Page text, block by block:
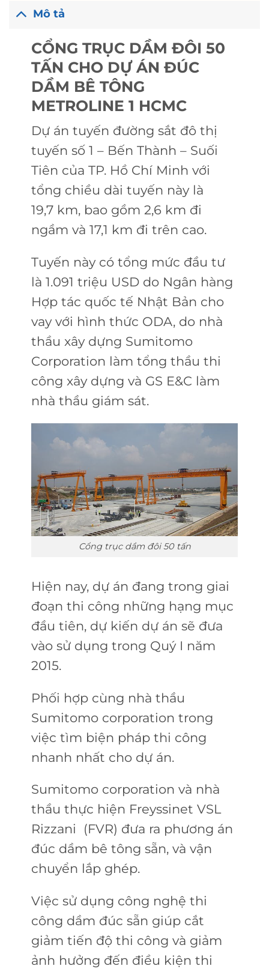
Mô tả
CỔNG TRỤC DẦM ĐÔI 50
TẤN CHO DỰ ÁN ĐÚC
DẦM BÊ TÔNG
METROLINE 1 HCMC
Dự án tuyến đường sắt đô thị
tuyến số 1 – Bến Thành – Suối
Tiên của TP. Hồ Chí Minh với
tổng chiều dài tuyến này là
19,7 km, bao gồm 2,6 km đi
ngầm và 17,1 km đi trên cao.
Tuyến này có tổng mức đầu tư
là 1.091 triệu USD do Ngân hàng
Hợp tác quốc tế Nhật Bản cho
vay với hình thức ODA, do nhà
thầu xây dựng Sumitomo
Corporation làm tổng thầu thi
công xây dựng và GS E&C làm
nhà thầu giám sát.
Cổng trục dầm đôi 50 tấn
Hiện nay, dự án đang trong giai
đoạn thi công những hạng mục
đầu tiên, dự kiến dự án sẽ đưa
vào sử dụng trong Quý I năm
2015.
Phối hợp cùng nhà thầu
Sumitomo corporation trong
việc tìm biện pháp thi công
nhanh nhất cho dự án.
Sumitomo corporation và nhà
thầu thực hiện Freyssinet VSL
Rizzani (FVR) đưa ra phương án
đúc dầm bê tông sẵn, và vận
chuyển lắp ghép.
Việc sử dụng công nghệ thi
công dầm đúc sẵn giúp cắt
giảm tiến độ thi công và giảm
ảnh hưởng đến điều kiện thi